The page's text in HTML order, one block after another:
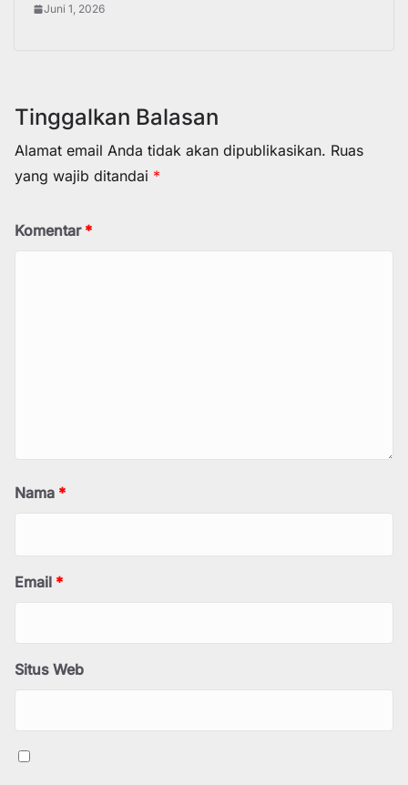
Juni 1, 2026
Tinggalkan Balasan
Alamat email Anda tidak akan dipublikasikan. Ruas
yang wajib ditandai *
Komentar *
Nama *
Email *
Situs Web